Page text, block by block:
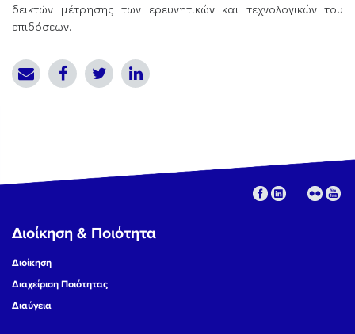
δεικτών μέτρησης των ερευνητικών και τεχνολογικών του
επιδόσεων.
Διοίκηση & Ποιότητα
Διοίκηση
Διαχείριση Ποιότητας
Διαύγεια